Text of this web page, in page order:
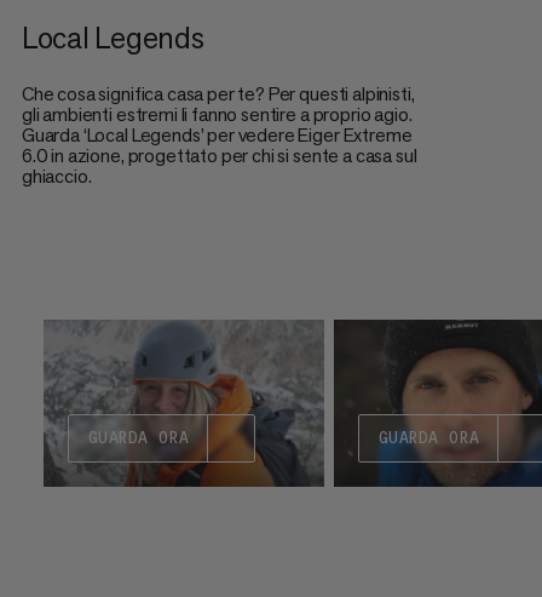
Local Legends
Che cosa significa casa per te? Per questi alpinisti,
gli ambienti estremi li fanno sentire a proprio agio.
Guarda ‘Local Legends’ per vedere Eiger Extreme
6.0 in azione, progettato per chi si sente a casa sul
ghiaccio.
GUARDA ORA GUARDA ORA